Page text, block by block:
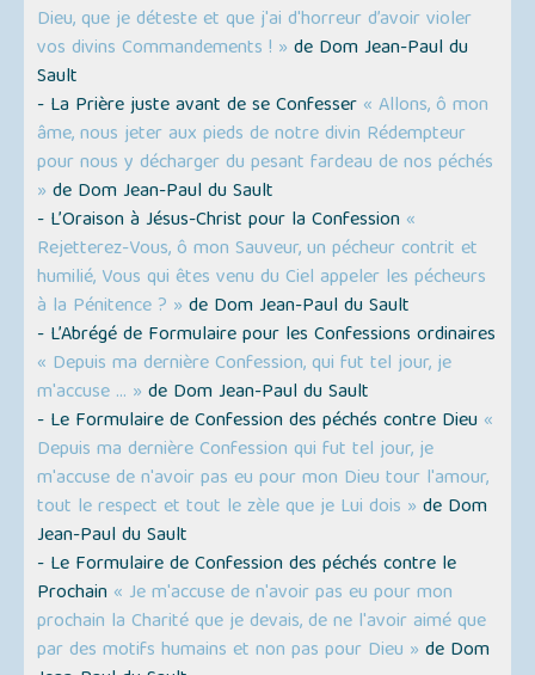
Dieu, que je déteste et que j'ai d'horreur d’avoir violer
vos divins Commandements ! » de Dom Jean-Paul du
Sault
- La Prière juste avant de se Confesser « Allons, ô mon
âme, nous jeter aux pieds de notre divin Rédempteur
pour nous y décharger du pesant fardeau de nos péchés
» de Dom Jean-Paul du Sault
- L’Oraison à Jésus-Christ pour la Confession «
Rejetterez-Vous, ô mon Sauveur, un pécheur contrit et
humilié, Vous qui êtes venu du Ciel appeler les pécheurs
à la Pénitence ? » de Dom Jean-Paul du Sault
- L’Abrégé de Formulaire pour les Confessions ordinaires
« Depuis ma dernière Confession, qui fut tel jour, je
m'accuse … » de Dom Jean-Paul du Sault
- Le Formulaire de Confession des péchés contre Dieu «
Depuis ma dernière Confession qui fut tel jour, je
m'accuse de n'avoir pas eu pour mon Dieu tour l'amour,
tout le respect et tout le zèle que je Lui dois » de Dom
Jean-Paul du Sault
- Le Formulaire de Confession des péchés contre le
Prochain « Je m'accuse de n'avoir pas eu pour mon
prochain la Charité que je devais, de ne l'avoir aimé que
par des motifs humains et non pas pour Dieu » de Dom